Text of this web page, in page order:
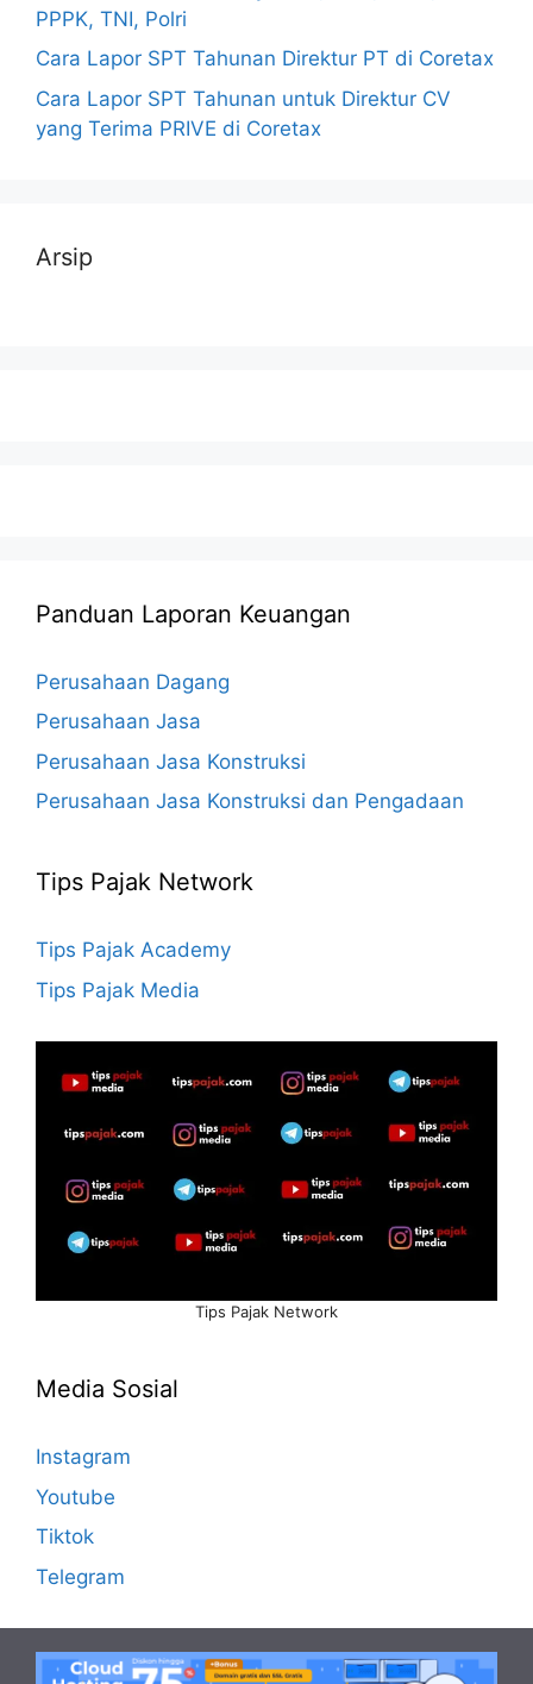
PPPK, TNI, Polri
Cara Lapor SPT Tahunan Direktur PT di Coretax
Cara Lapor SPT Tahunan untuk Direktur CV
yang Terima PRIVE di Coretax
Arsip
Panduan Laporan Keuangan
Perusahaan Dagang
Perusahaan Jasa
Perusahaan Jasa Konstruksi
Perusahaan Jasa Konstruksi dan Pengadaan
Tips Pajak Network
Tips Pajak Academy
Tips Pajak Media
Tips Pajak Network
Media Sosial
Instagram
Youtube
Tiktok
Telegram